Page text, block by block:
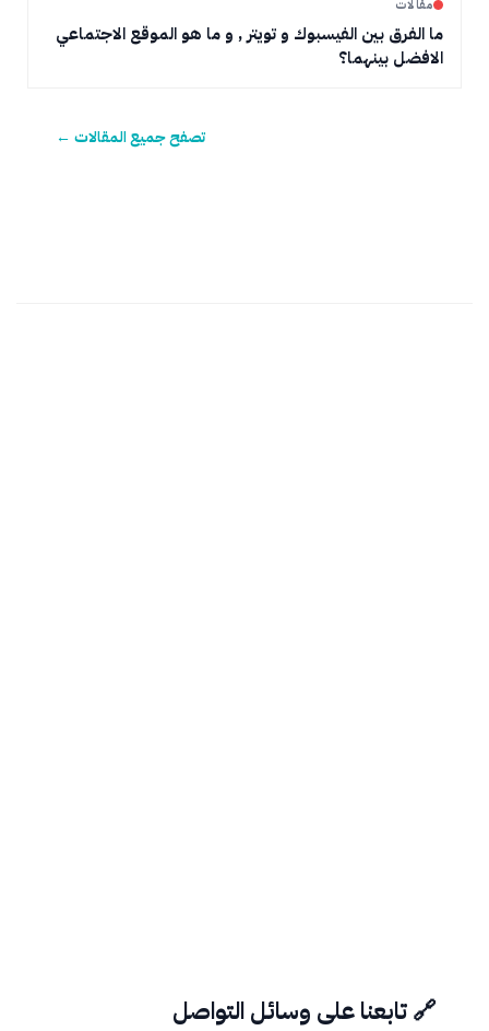
مقالات
ما الفرق بين الفيسبوك و تويتر , و ما هو الموقع الاجتماعي
الافضل بينهما؟
تصفح جميع المقالات ←
🔗 تابعنا على وسائل التواصل